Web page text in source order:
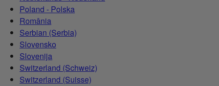
Poland - Polska
România
Serbian (Serbia)
Slovensko
Slovenija
Switzerland (Schweiz)
Switzerland (Suisse)